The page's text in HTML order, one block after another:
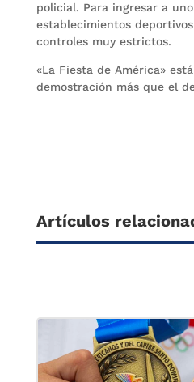
policial. Para ingresar a
establecimientos
controles muy estrictos.
«La Fiesta de América»
demostración más que el
Artículos